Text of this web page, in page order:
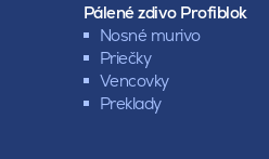
Pálené zdivo Profiblok
Nosné murivo
Priečky
Vencovky
Preklady